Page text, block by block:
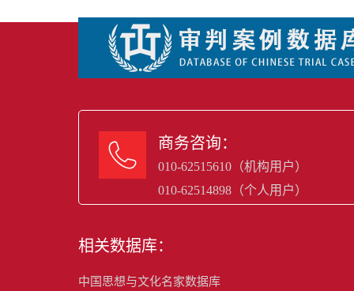
 商务咨询：
010-62515610（机构用户）
010-62514898（个人用户）
相关数据库：
中国思想与文化名家数据库